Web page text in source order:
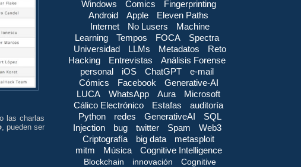
las charlas
, pueden ser
Windows
Comics
Fingerprinting
Android
Apple
Eleven Paths
Internet
No Lusers
Machine
Learning
Tempos FOCA
Spectra
Universidad
LLMs Metadatos
Reto
Hacking
Entrevistas
Análisis Forense
personal
iOS ChatGPT
e-mail
Cómics
Facebook
Generative-AI
LUCA
WhatsApp Aura
Microsoft
Cálico Electrónico
Estafas
auditoría
Python
redes GenerativeAI
SQL
Injection
bug twitter Spam
Web3
Criptografía
big data
metasploit
mitm
Música Cognitive Intelligence
Blockchain innovación
Cognitive